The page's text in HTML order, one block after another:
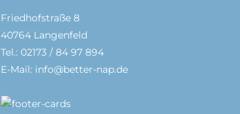
Friedhofstraße 8
40764 Langenfeld
Tel.: 02173 / 84 97 894
E-Mail: info@better-nap.de